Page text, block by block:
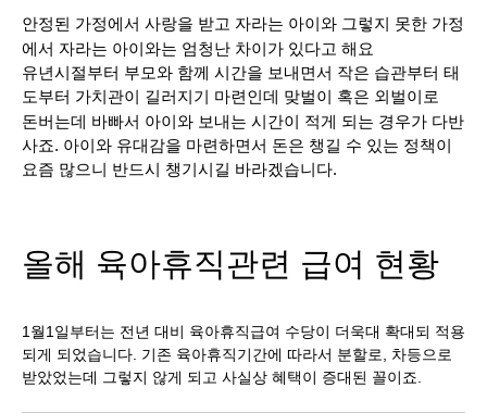
안정된 가정에서 사랑을 받고 자라는 아이와 그렇지 못한 가정
에서 자라는 아이와는 엄청난 차이가 있다고 해요
유년시절부터 부모와 함께 시간을 보내면서 작은 습관부터 태
도부터 가치관이 길러지기 마련인데 맞벌이 혹은 외벌이로
돈버는데 바빠서 아이와 보내는 시간이 적게 되는 경우가 다반
사죠. 아이와 유대감을 마련하면서 돈은 챙길 수 있는 정책이
요즘 많으니 반드시 챙기시길 바라겠습니다.
올해 육아휴직관련 급여 현황
1월1일부터는 전년 대비 육아휴직급여 수당이 더욱대 확대되 적용
되게 되었습니다. 기존 육아휴직기간에 따라서 분할로, 차등으로
받았었는데 그렇지 않게 되고 사실상 혜택이 증대된 꼴이죠.